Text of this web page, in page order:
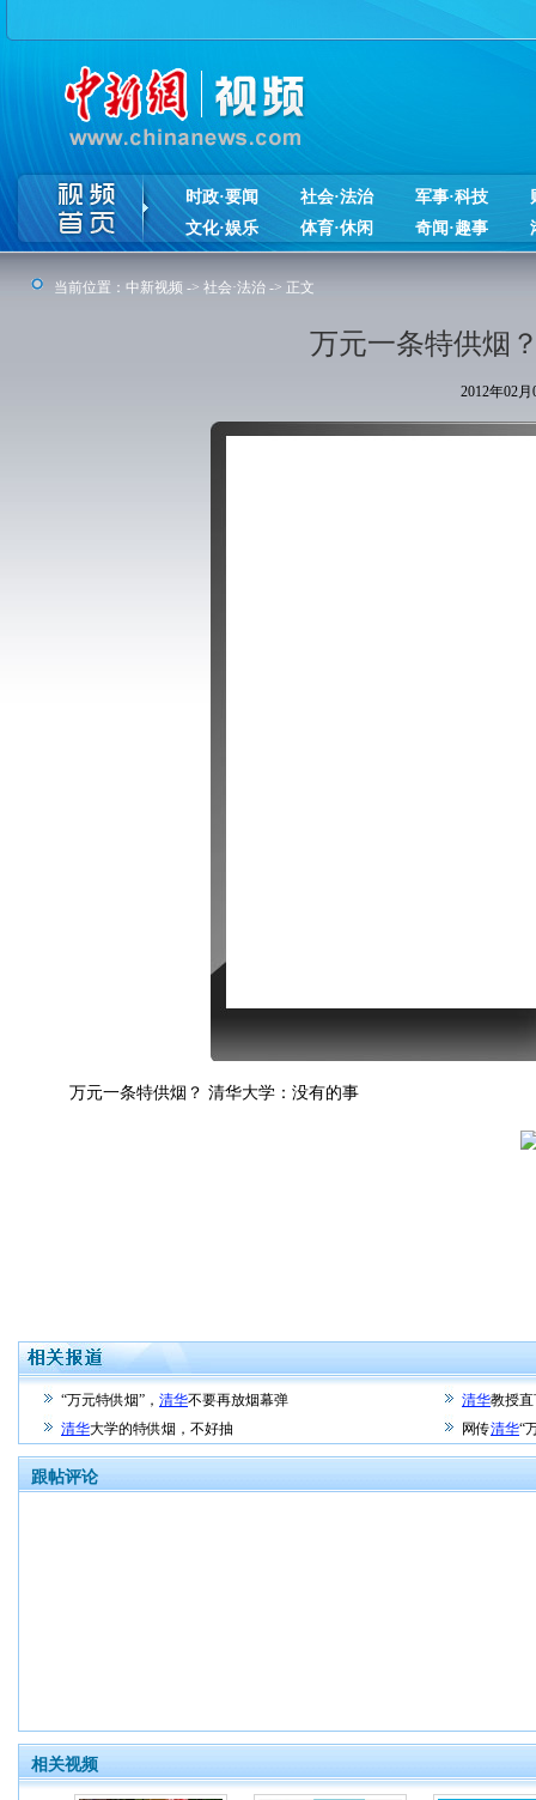
时政·要闻 社会·法治 军事·科技
文化·娱乐
体育·休闲 奇闻·趣事
当前位置： 中新视频 -> 社会·法治 -> 正文
万元一条特供烟
2012年02
万元一条特供烟？ 清华大学：没有的事
“万元特供烟”， 清华不要再放烟幕弹 清华教授
清华大学的特供烟，不好抽 网传清华“
跟帖评论
相关视频